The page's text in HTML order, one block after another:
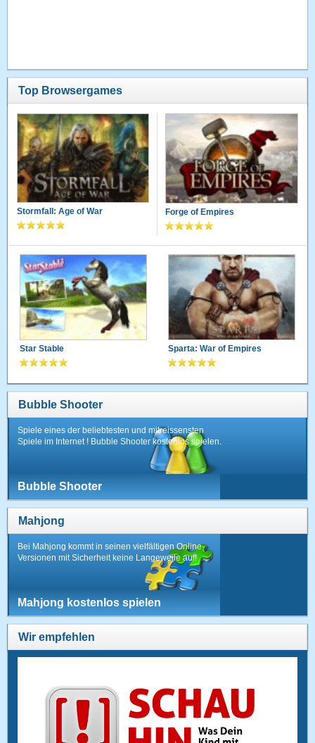
Top Browsergames
Stormfall: Age of War Forge of Empires
Star Stable Sparta: War of Empires
Bubble Shooter
Spiele eines der beliebtesten und mitreissensten
Spiele im Internet ! Bubble Shooter kostenlos spielen.
Bubble Shooter
Mahjong
Bei Mahjong kommt in seinen vielfältigen Online-
Versionen mit Sicherheit keine Langeweile auf!
Mahjong kostenlos spielen
Wir empfehlen